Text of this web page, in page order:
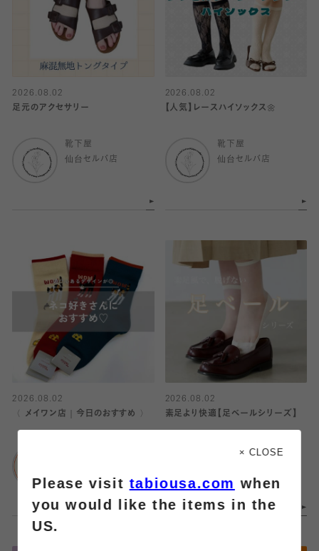
2026.08.02
足元のアクセサリー
靴下屋
仙台セルバ店
2026.08.02
【人気】レースハイソックス🌼
靴下屋
仙台セルバ店
2026.08.02
〈 メイワン店｜今日のおすすめ 〉
2026.08.02
素足より快適【足ベールシリーズ】
靴下屋× CLOSE
Please visittabiousa.com when
you would like the items in the
US.